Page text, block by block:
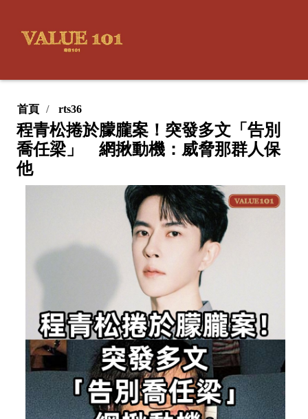
首頁 rts36
程青松捲於朦朧案！突發多文「告別
喬任梁」 網揪動機：威脅那群人保
他